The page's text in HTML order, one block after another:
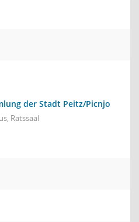
der Stadt Peitz/Picnjo
Ratssaal